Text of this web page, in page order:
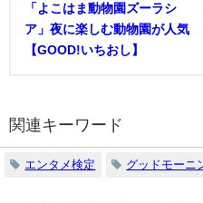
「よこはま動物園ズーラシ
ア」夜に楽しむ動物園が人気
【GOOD!いちおし】
関連キーワード
エンタメ検定 グッドモーニ